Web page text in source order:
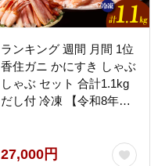
ランキング 週間 月間 1位
香住ガニ かにすき しゃぶ
しゃぶ セット 合計1.1kg
だし付 冷凍 【令和8年8
27,000円